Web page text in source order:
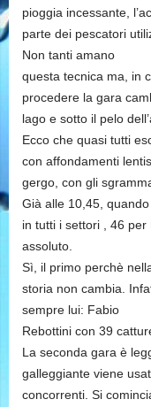
pioggia incessante,
parte dei pescatori
Non tanti amano
questa tecnica ma, in
procedere la gara
lago e sotto il pelo
Ecco che quasi tutti
con affondamenti
gergo, con gli
Già alle 10,45,
in tutti i settori , 46
assoluto.
Sì, il primo perchè
storia non cambia.
sempre lui: Fabio
Rebottini con 39
La seconda gara è
galleggiante viene
concorrenti. Si